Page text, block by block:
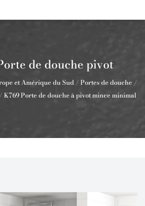
de douche pivot
et Amérique du Sud/ Portes de douche /
/ K769 Porte de douche à pivot mince minimal